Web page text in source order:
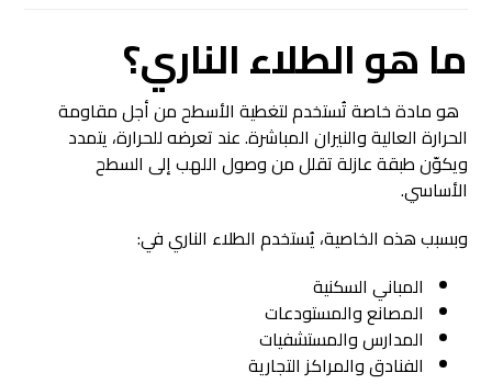
ما هو الطلاء الناري؟
هو مادة خاصة تُستخدم لتغطية الأسطح من أجل مقاومة
الحرارة العالية والنيران المباشرة. عند تعرضه للحرارة، يتمدد
ويكوّن طبقة عازلة تقلل من وصول اللهب إلى السطح
الأساسي.
وبسبب هذه الخاصية، يُستخدم الطلاء الناري في:
المباني السكنية
المصانع والمستودعات
المدارس والمستشفيات
الفنادق والمراكز التجارية